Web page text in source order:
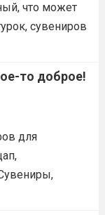
что может
сувениров
то доброе!
для